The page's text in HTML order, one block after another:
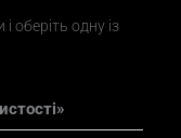
оберіть одну із